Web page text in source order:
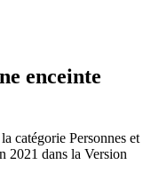
enceinte
catégorie Personnes et
2021 dans la Version